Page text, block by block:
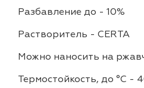
Разбавление до - 10%
Растворитель - CERTA
Можно наносить на
Термостойкость, до °C -